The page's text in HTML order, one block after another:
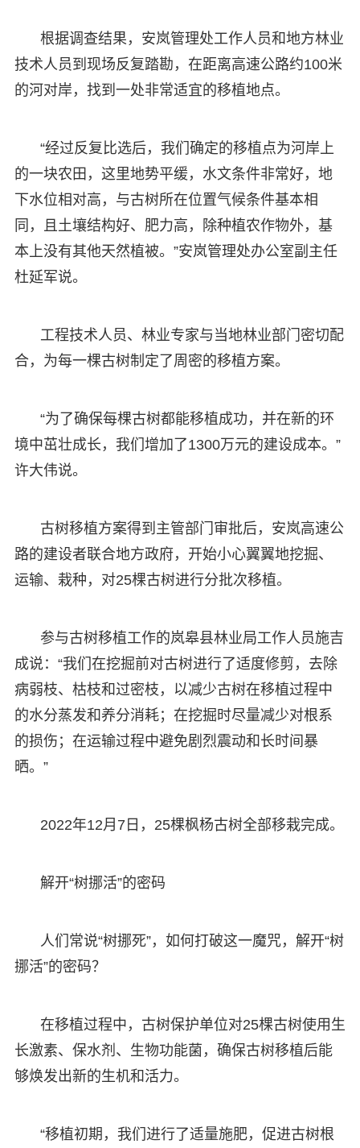
根据调查结果，安岚管理处工作人员和地方林业
技术人员到现场反复踏勘，在距离高速公路约100米
的河对岸，找到一处非常适宜的移植地点。
“经过反复比选后，我们确定的移植点为河岸上
的一块农田，这里地势平缓，水文条件非常好，地
下水位相对高，与古树所在位置气候条件基本相
同，且土壤结构好、肥力高，除种植农作物外，基
本上没有其他天然植被。”安岚管理处办公室副主任
杜延军说。
工程技术人员、林业专家与当地林业部门密切配
合，为每一棵古树制定了周密的移植方案。
“为了确保每棵古树都能移植成功，并在新的环
境中茁壮成长，我们增加了1300万元的建设成本。”
许大伟说。
古树移植方案得到主管部门审批后，安岚高速公
路的建设者联合地方政府，开始小心翼翼地挖掘、
运输、栽种，对25棵古树进行分批次移植。
参与古树移植工作的岚皋县林业局工作人员施吉
成说：“我们在挖掘前对古树进行了适度修剪，去除
病弱枝、枯枝和过密枝，以减少古树在移植过程中
的水分蒸发和养分消耗；在挖掘时尽量减少对根系
的损伤；在运输过程中避免剧烈震动和长时间暴
晒。”
2022年12月7日，25棵枫杨古树全部移栽完成。
解开“树挪活”的密码
人们常说“树挪死”，如何打破这一魔咒，解开“树
挪活”的密码？
在移植过程中，古树保护单位对25棵古树使用生
长激素、保水剂、生物功能菌，确保古树移植后能
够焕发出新的生机和活力。
“移植初期，我们进行了适量施肥，促进古树根